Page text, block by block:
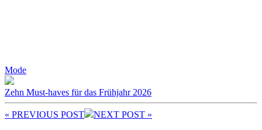
Mode
Zehn Must-haves für das Frühjahr 2026
« PREVIOUS POST NEXT POST »